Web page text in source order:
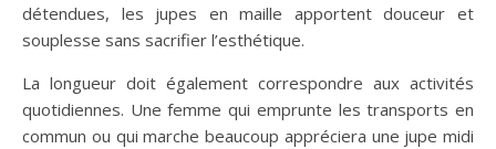
détendues, les jupes en maille apportent douceur et
souplesse sans sacrifier l’esthétique.
La longueur doit également correspondre aux activités
quotidiennes. Une femme qui emprunte les transports en
commun ou qui marche beaucoup appréciera une jupe midi